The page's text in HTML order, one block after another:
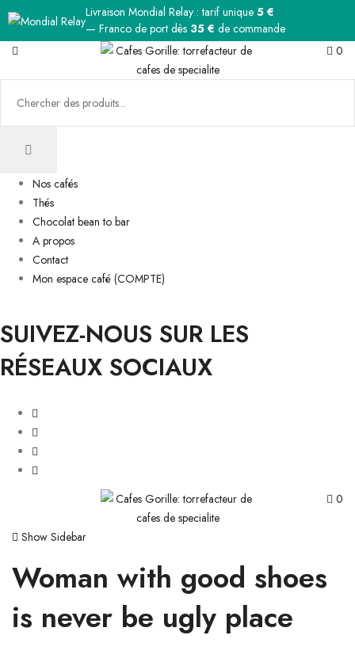
Livraison Mondial Relay : tarif unique 5 €
— Franco de port dès 35 € de commande
0
Nos cafés
Thés
Chocolat bean to bar
A propos
Contact
Mon espace café (COMPTE)
SUIVEZ-NOUS SUR LES
RÉSEAUX SOCIAUX
0
Show Sidebar
Woman with good shoes
is never be ugly place